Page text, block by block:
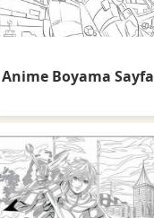
Anime Boyama